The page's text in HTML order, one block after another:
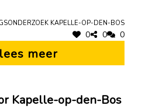
Kapelle-op-den-Bos
0 0 0
lees meer
Kapelle-op-den-Bos